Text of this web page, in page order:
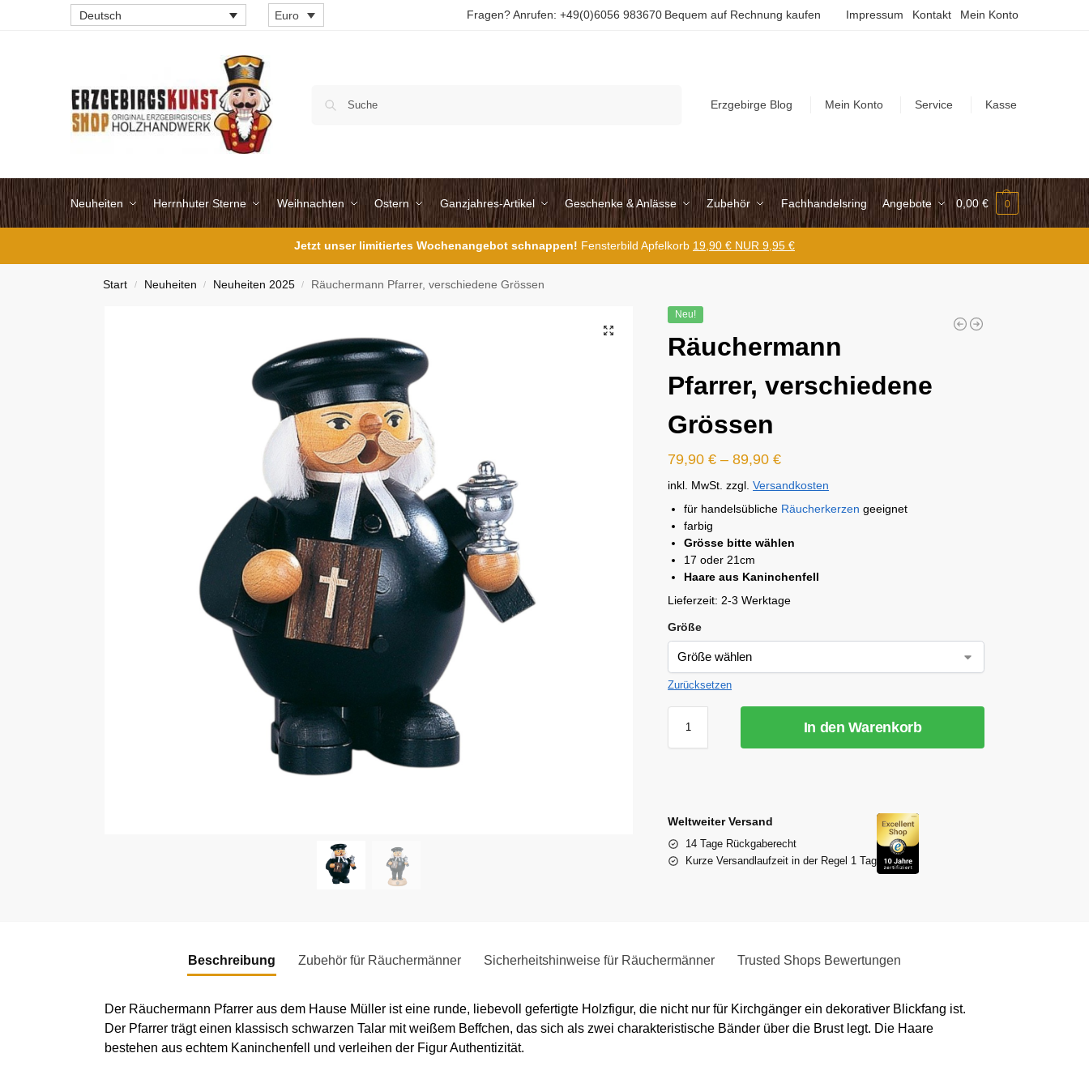
Deutsch Euro Fragen? Anrufen: +49(0)6056 983670 Bequem auf Rechnung kaufen Impressum Kontakt Mein Konto
Erzgebirge Blog Mein Konto Service Kasse
Neuheiten Herrnhuter Sterne Weihnachten Ostern Ganzjahres-Artikel Geschenke & Anlässe Zubehör Fachhandelsring Angebote 0,00 € 0
Jetzt unser limitiertes Wochenangebot schnappen! Fensterbild Apfelkorb 19,90 € NUR 9,95 €
Start / Neuheiten / Neuheiten 2025 / Räuchermann Pfarrer, verschiedene Grössen
Neu!
Räuchermann
Pfarrer, verschiedene
Grössen
79,90€ –89,90€
inkl. MwSt. zzgl.Versandkosten
für handelsübliche Räucherkerzen geeignet
farbig
Grösse bitte wählen
17 oder 21cm
Haare aus Kaninchenfell
Lieferzeit: 2-3 Werktage
Größe
Zurücksetzen
In den Warenkorb
Weltweiter Versand
14 Tage Rückgaberecht
Kurze Versandlaufzeit in der Regel 1 Tag
Beschreibung Zubehör für Räuchermänner Sicherheitshinweise für Räuchermänner Trusted Shops Bewertungen
Der Räuchermann Pfarrer aus dem Hause Müller ist eine runde, liebevoll gefertigte Holzfigur, die nicht nur für Kirchgänger ein dekorativer Blickfang ist.
Der Pfarrer trägt einen klassisch schwarzen Talar mit weißem Beffchen, das sich als zwei charakteristische Bänder über die Brust legt. Die Haare
bestehen aus echtem Kaninchenfell und verleihen der Figur Authentizität.